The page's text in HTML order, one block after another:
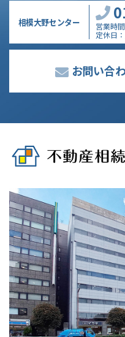
相模大野センター 営業時間
定休日
お問い合